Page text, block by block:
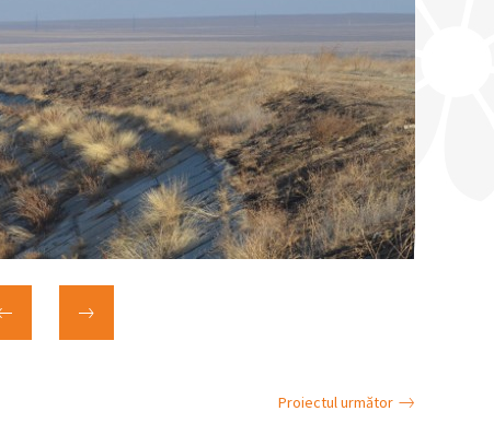
Proiectul următor